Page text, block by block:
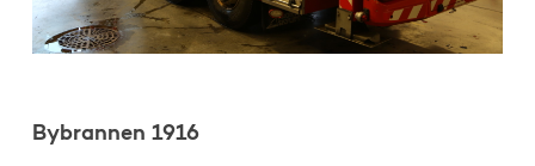
Bybrannen 1916